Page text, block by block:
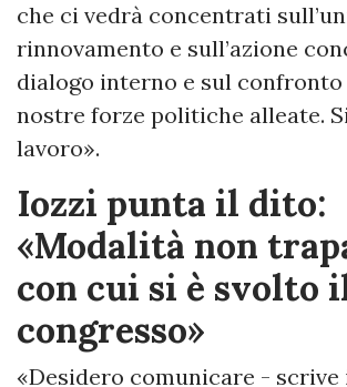
che ci vedrà concentrati
rinnovamento e sull’azione
dialogo interno e sul confronto
nostre forze politiche alleate.
lavoro».
Iozzi punta il dito:
«Modalità non
con cui si è svolto
congresso»
«Desidero comunicare - scrive